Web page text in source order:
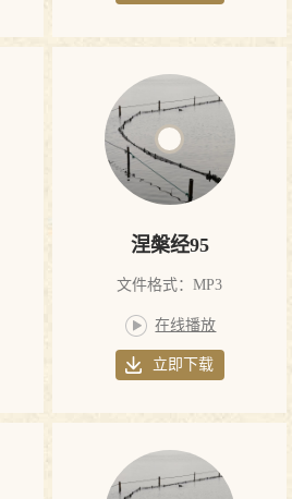
涅槃经95
文件格式：MP3
在线播放
立即下载